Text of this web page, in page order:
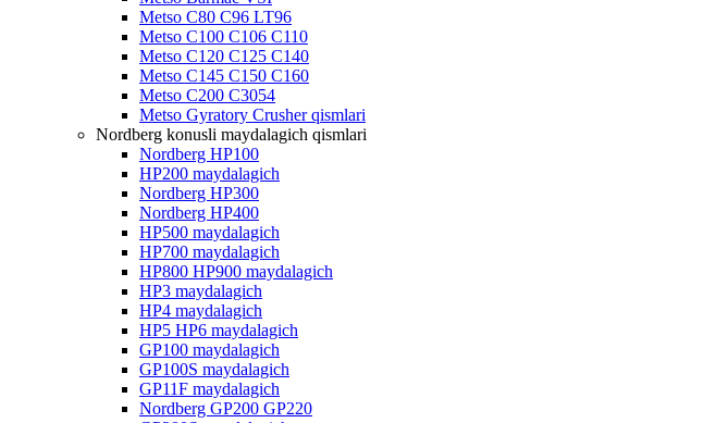
Metso C80 C96 LT96
Metso C100 C106 C110
Metso C120 C125 C140
Metso C145 C150 C160
Metso C200 C3054
Metso Gyratory Crusher qismlari
Nordberg konusli maydalagich qismlari
Nordberg HP100
HP200 maydalagich
Nordberg HP300
Nordberg HP400
HP500 maydalagich
HP700 maydalagich
HP800 HP900 maydalagich
HP3 maydalagich
HP4 maydalagich
HP5 HP6 maydalagich
GP100 maydalagich
GP100S maydalagich
GP11F maydalagich
Nordberg GP200 GP220